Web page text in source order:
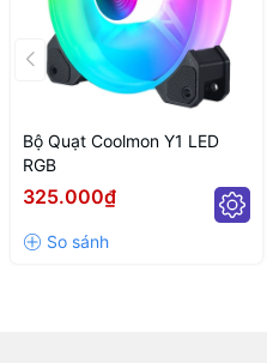
Bộ Quạt Coolmon Y1 LED
RGB
325.000₫